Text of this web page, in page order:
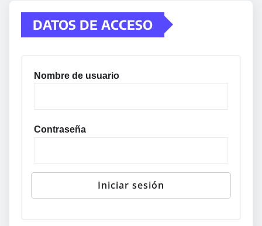
DATOS DE ACCESO
Nombre de usuario
Contraseña